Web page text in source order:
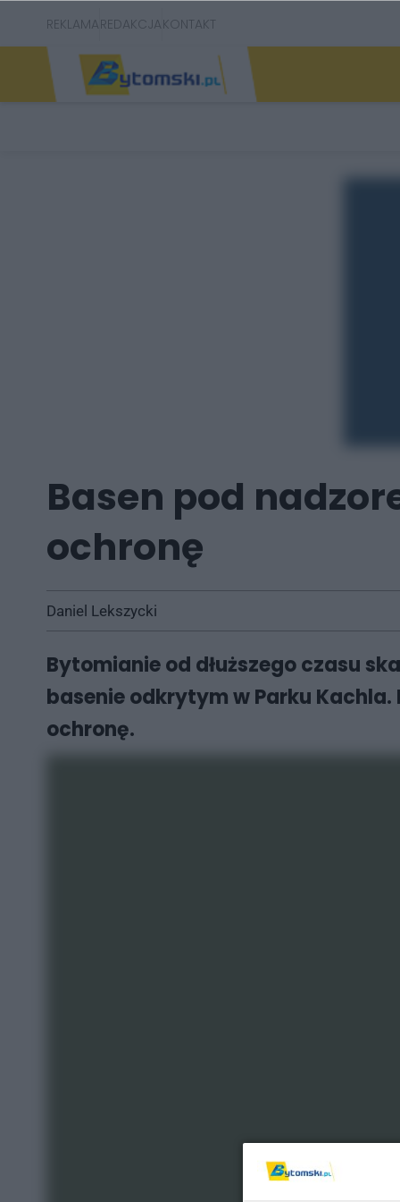
REKLAMAREDAKCJAKONTAKT
Basen pod
ochronę
Daniel Lekszycki
Bytomianie od dłuższego czasu
basenie odkrytym w Parku
ochronę.